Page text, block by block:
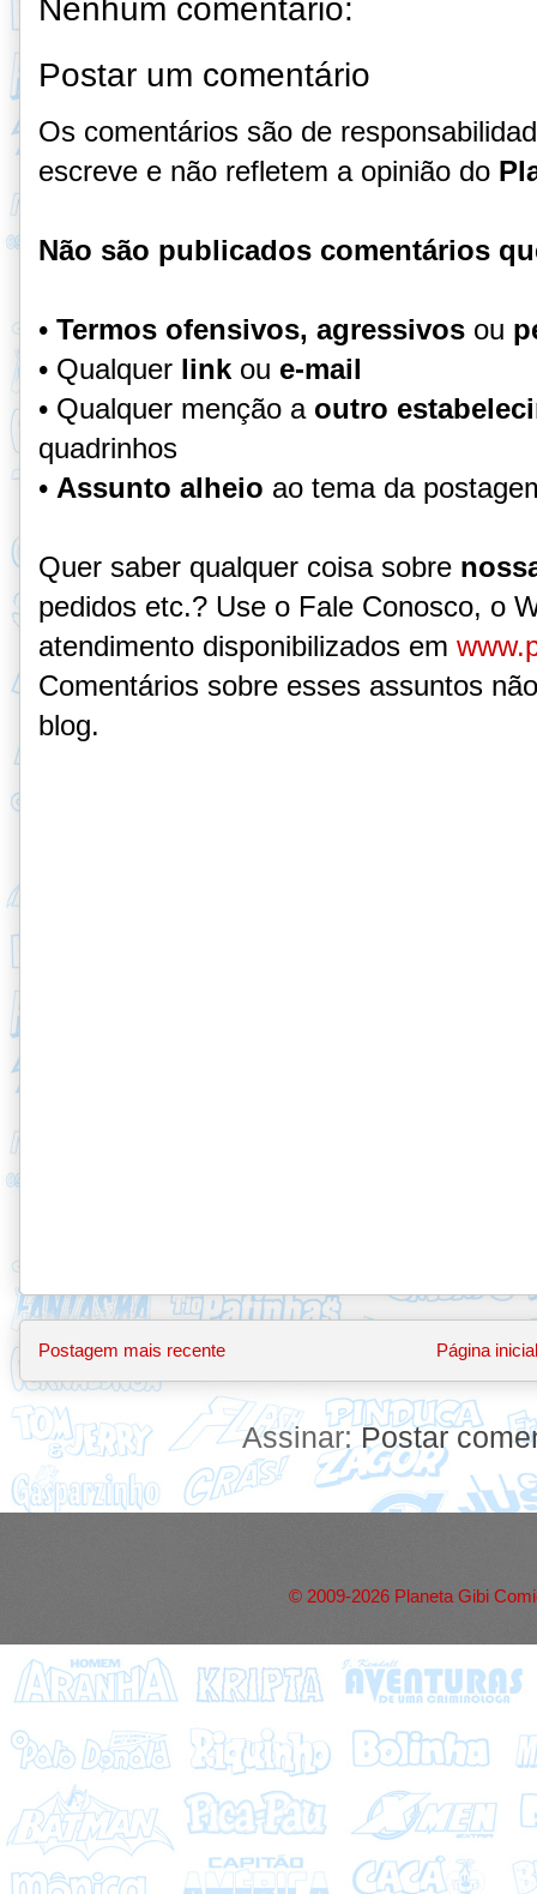
Nenhum comentário:
Postar um comentário
Os comentários são de
escreve e não refletem a opinião do
Não são publicados comentários
• Termos ofensivos, agressivos ou
• Qualquer link ou e-mail
• Qualquer menção a outro
quadrinhos
• Assunto alheio ao tema da
Quer saber qualquer coisa sobre
pedidos etc.? Use o Fale Conosco, o
atendimento disponibilizados em
Comentários sobre esses assuntos
blog.
Postagem mais recente Página inicial
Assinar:Postar
© 2009-2026 Planeta Gibi